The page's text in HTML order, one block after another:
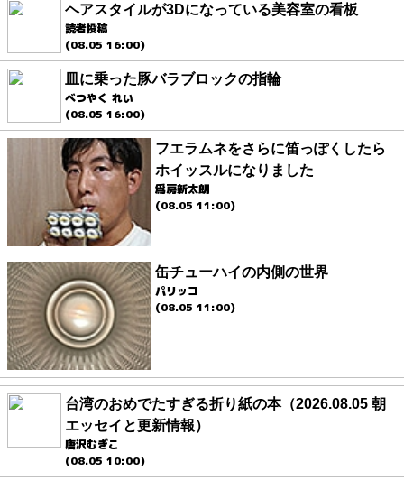
ヘアスタイルが3Dになっている美容室の看板
読者投稿
(08.05 16:00)
皿に乗った豚バラブロックの指輪
べつやく れい
(08.05 16:00)
フエラムネをさらに笛っぽくしたら
ホイッスルになりました
爲房新太朗
(08.05 11:00)
缶チューハイの内側の世界
パリッコ
(08.05 11:00)
台湾のおめでたすぎる折り紙の本（2026.08.05 朝
エッセイと更新情報）
唐沢むぎこ
(08.05 10:00)